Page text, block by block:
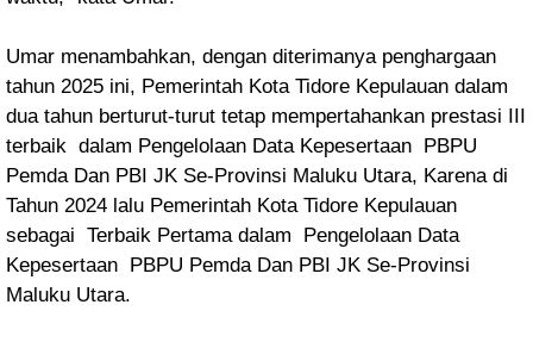
Umar menambahkan, dengan diterimanya penghargaan
tahun 2025 ini, Pemerintah Kota Tidore Kepulauan dalam
dua tahun berturut-turut tetap mempertahankan prestasi III
terbaik dalam Pengelolaan Data Kepesertaan PBPU
Pemda Dan PBI JK Se-Provinsi Maluku Utara, Karena di
Tahun 2024 lalu Pemerintah Kota Tidore Kepulauan
sebagai Terbaik Pertama dalam Pengelolaan Data
Kepesertaan PBPU Pemda Dan PBI JK Se-Provinsi
Maluku Utara.